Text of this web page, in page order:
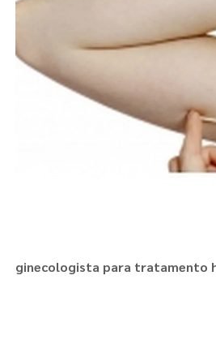
ginecologista para tratamento